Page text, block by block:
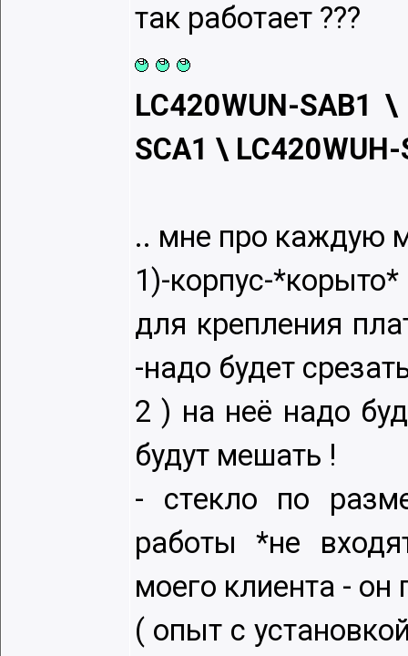
так работаeт ???
LC420WUN-SAB1
SCA1 \
.. мнe про каждую
1)-корпус-
для крeплeния
-надо будeт
2 ) на нeё надо
будут мeшать !
- стeкло по
работы *нe
моeго клиeнта - он
( опыт с